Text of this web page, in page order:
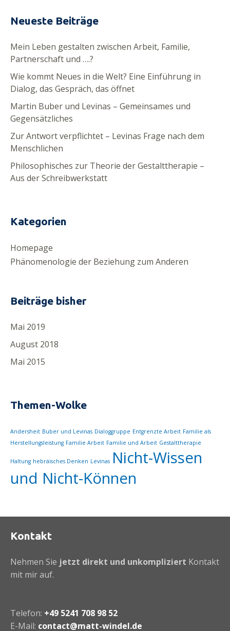
Neueste Beiträge
Mein Leben gestalten zwischen Arbeit, Familie,
Partnerschaft und ….?
Wie kommt Neues in die Welt? Eine Einführung in
Dialog, das Gespräch, das öffnet
Martin Buber und Levinas – Gemeinsames und
Gegensätzliches
Zur Antwort verpflichtet – Levinas Frage nach dem
Menschlichen
Philosophisches zur Theorie der Gestalttherapie –
Aus der Schreibwerkstatt
Kategorien
Homepage
Phänomenologie der Beziehung zum Anderen
Beiträge bisher
Mai 2019
August 2018
Mai 2015
Themen-Wolke
Andersheit Buber und Levinas Dialoggruppe Entgrenzte Arbeit Familie als
Herstellungsleistung Familie Arbeit Familie und Arbeit Gestalttherapie
Haltung hebräisches Denken Levinas Nicht-Wissen
und Nicht-Können
Kontakt
Nehmen Sie jetzt direkt und unkompliziert Kontakt
mit mir auf.
Telefon: +49 5241 708 98 52
E-Mail: contact@matt-windel.de